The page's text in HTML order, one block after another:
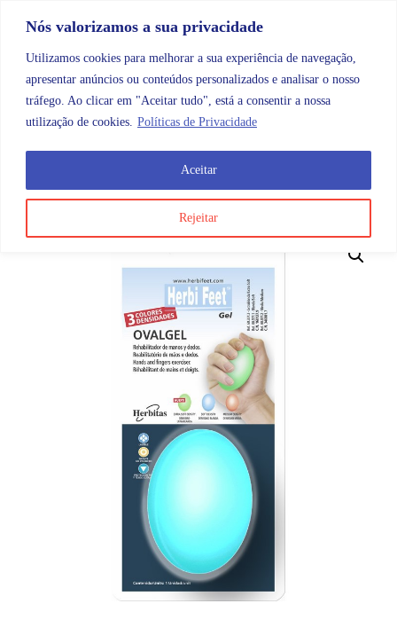
Nós valorizamos a sua privacidade
Utilizamos cookies para melhorar a sua experiência de navegação,
apresentar anúncios ou conteúdos personalizados e analisar o nosso
tráfego. Ao clicar em "Aceitar tudo", está a consentir a nossa
utilização de cookies. Políticas de Privacidade
Rejeitar
Aceitar
Categorias